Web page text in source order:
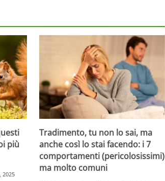
più
2025
Tradimento, tu non lo sai, ma
anche così lo stai facendo: i 7
comportamenti (pericolosissimi)
ma molto comuni